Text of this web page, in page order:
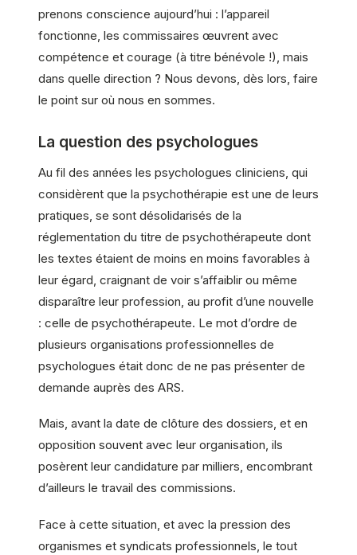
prenons conscience aujourd’hui : l’appareil
fonctionne, les commissaires œuvrent avec
compétence et courage (à titre bénévole !), mais
dans quelle direction ? Nous devons, dès lors, faire
le point sur où nous en sommes.
La question des psychologues
Au fil des années les psychologues cliniciens, qui
considèrent que la psychothérapie est une de leurs
pratiques, se sont désolidarisés de la
réglementation du titre de psychothérapeute dont
les textes étaient de moins en moins favorables à
leur égard, craignant de voir s’affaiblir ou même
disparaître leur profession, au profit d’une nouvelle
: celle de psychothérapeute. Le mot d’ordre de
plusieurs organisations professionnelles de
psychologues était donc de ne pas présenter de
demande auprès des ARS.
Mais, avant la date de clôture des dossiers, et en
opposition souvent avec leur organisation, ils
posèrent leur candidature par milliers, encombrant
d’ailleurs le travail des commissions.
Face à cette situation, et avec la pression des
organismes et syndicats professionnels, le tout